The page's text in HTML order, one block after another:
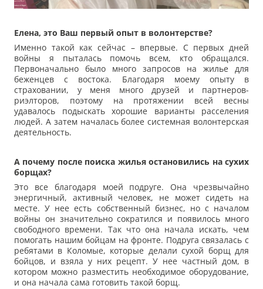
Елена, это Ваш первый опыт в волонтерстве?
Именно такой как сейчас – впервые. С первых дней
войны я пыталась помочь всем, кто обращался.
Первоначально было много запросов на жилье для
беженцев с востока. Благодаря моему опыту в
страховании, у меня много друзей и партнеров-
риэлторов, поэтому на протяжении всей весны
удавалось подыскать хорошие варианты расселения
людей. А затем началась более системная волонтерская
деятельность.
А почему после поиска жилья остановились на сухих
борщах?
Это все благодаря моей подруге. Она чрезвычайно
энергичный, активный человек, не может сидеть на
месте. У нее есть собственный бизнес, но с началом
войны он значительно сократился и появилось много
свободного времени. Так что она начала искать, чем
помогать нашим бойцам на фронте. Подруга связалась с
ребятами в Коломые, которые делали сухой борщ для
бойцов, и взяла у них рецепт. У нее частный дом, в
котором можно разместить необходимое оборудование,
и она начала сама готовить такой борщ.